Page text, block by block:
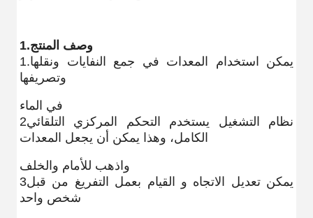
1.وصف المنتج
1.يمكن استخدام المعدات في جمع النفايات ونقلها
وتصريفها
في الماء
2نظام التشغيل يستخدم التحكم المركزي التلقائي
الكامل، وهذا يمكن أن يجعل المعدات
و اذهب للأمام والخلف
3يمكن تعديل الاتجاه و القيام بعمل التفريغ من قبل
شخص واحد